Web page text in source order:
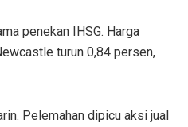
penekan IHSG. Harga
turun 0,84 persen,
Pelemahan dipicu aksi jual